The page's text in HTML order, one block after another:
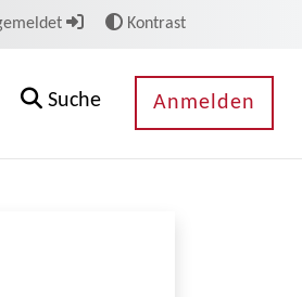
Kontrast
Suche Anmelden